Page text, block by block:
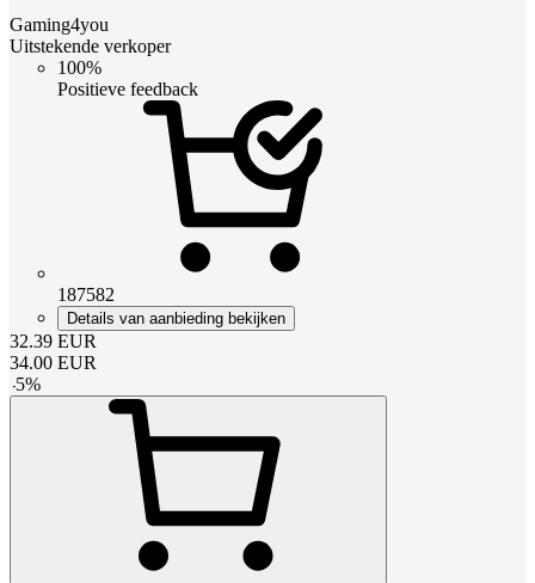
Gaming4you
Uitstekende verkoper
100%
Positieve feedback
187582
Details van aanbieding bekijken
32.39 EUR
34.00 EUR
-5%